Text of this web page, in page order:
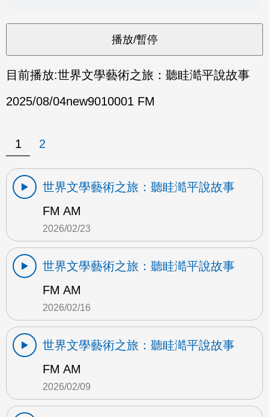
目前播放:世界文學藝術之旅：聽眭澔平說故事
2025/08/04new9010001 FM
1 2
世界文學藝術之旅：聽眭澔平說故事
FM AM
2026/02/23
世界文學藝術之旅：聽眭澔平說故事
FM AM
2026/02/16
世界文學藝術之旅：聽眭澔平說故事
FM AM
2026/02/09